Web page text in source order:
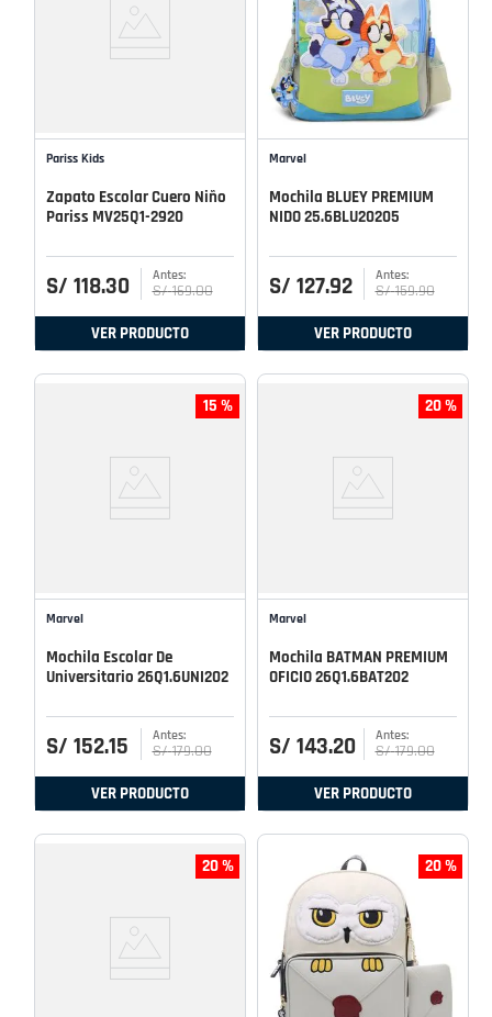
Pariss Kids
Zapato Escolar Cuero Niño
Pariss MV25Q1-2920
S/ 118.30 S/ 169.00
VER PRODUCTO
Marvel
Mochila BLUEY PREMIUM
NIDO 25.6BLU20205
S/ 127.92 S/ 159.90
VER PRODUCTO
15 %
Marvel
Mochila Escolar De
Universitario 26Q1.6UNI202
S/ 152.15 S/ 179.00
VER PRODUCTO
20 %
Marvel
Mochila BATMAN PREMIUM
OFICIO 26Q1.6BAT202
S/ 143.20 S/ 179.00
VER PRODUCTO
20 % 20 %